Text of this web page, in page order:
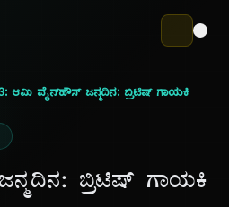
ಆಮಿ ವೈನ್‌ಹೌಸ್ ಜನ್ಮದಿನ: ಬ್ರಿಟಿಷ್ ಗಾಯಕಿ
ಬ್ರಿಟಿಷ್ ಗಾಯಕಿ